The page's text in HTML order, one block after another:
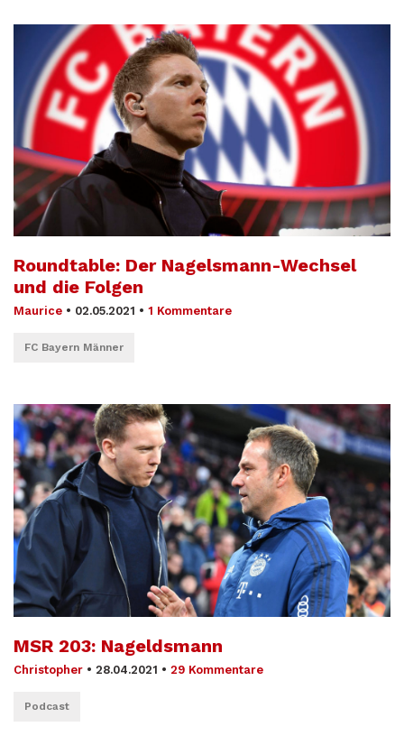
Roundtable: Der Nagelsmann-Wechsel
und die Folgen
Maurice • 02.05.2021 • 1 Kommentare
FC Bayern Männer
MSR 203: Nageldsmann
Christopher • 28.04.2021 • 29 Kommentare
Podcast